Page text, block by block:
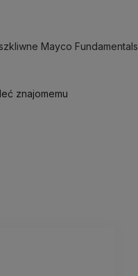
Mayco Fundamentals
znajomemu